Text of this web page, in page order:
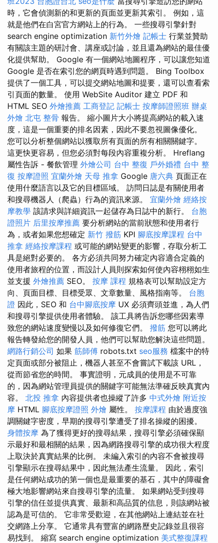
時，它會偵測新的和更新的頁面並更新其索引。 例如，這
就是他們在白宮官方網站上的行為。 一些搜尋引擎針對
search engine optimization 新竹外燴 記帳士 行業並贊助
有關該主題的研討會、講座或討論，並且還為網站的最佳優
化提供幫助。 Google 有一個網站地圖程序，可以讓您知道
Google 是否在索引您的網頁時遇到問題。 Bing Toolbox
提供了一個工具，可以提交網站地圖和提要，還可以查看索
引頁面的數量。 使用 WebSite Auditor 建立 PDF 和
HTML SEO 外燴推薦 工商登記 記帳士 按摩師證照班 辦桌
外燴 北屯 整骨 報告。 縮小圖片大小將提高網站的載入速
度，這是一個重要的排名因素，因此不要忽視圖像優化。
您可以分析整個網站以獲取所有頁面的所有相關關鍵字。
這更快更容易，但您必須對每段內容重複分析。 Hreflang
屬性告訴 - 餐飲管理 外燴公司 台中 整復 戶外婚禮 台中 整
復 按摩證照 宜蘭外燴 天母 推拿 Google 唐六典 頁面正在
使用什麼語言以及它的目標區域。 訪問日誌是有關使用者
和搜尋機器人（爬蟲）行為的資訊來源。 宜蘭外燴 經絡按
摩教學 該請求與詳細資訊一起儲存為日誌中的新行。 台胞
證照片 后里按摩推薦 要分析網站的當前狀態和使用者行
為，或者如果您想確定 新竹 撥筋 KPI 腳底按摩課程 台中
推拿 經絡按摩課程 或可能的網站變更的影響，存取分析工
具是絕對必要的。 各方必須共同努力確定內容適合定義的
使用者旅程的位置，而設計人員則探索如何使內容栩栩如生
並支援 外燴推薦 SEO。 按摩 課程 規格表可以幫助設定方
向、頁面目標、目標受眾、文章數量、風格指南等。 台胞
證 因此，SEO 和 台中腳底按摩 UX 必須齊頭並進，為人們
和搜尋引擎提供使用者體驗。 該工具將告訴您哪些因素導
致您的網站速度變慢以及如何修復它們。 撥筋 您可以將此
報告轉發給您的開發人員，他們可以幫助您解決這些問題。
網路行銷公司 如果 筋師傅 robots.txt seo服務 檔案中的特
定頁面或部分被阻止，機器人甚至不會嘗試下載該 URL，
從而節省您的時間。 事實證明，元成員的使用是不可靠
的，因為網站管理員提供的關鍵字可能無法準確反映真實內
容。 北投 推拿 內容提供者也操縱了許多 中式外燴 附近按
摩 HTML 腳底按摩證照 外燴 屬性。 按摩課程 由於過度強
調關鍵字密度，早期的搜尋引擎遭受了排名操縱的困擾。
身體按摩 為了獲得更好的搜尋結果，搜尋引擎必須確保顯
示最好和最相關的結果，因為網路搜尋引擎的成功很大程度
上取決於真實結果的比例。 未編入索引的內容不會被搜尋
引擎顯示在搜尋結果中，因此無法產生流量。 因此，索引
是任何網站成功的第一個也是最重要的基石，其中的障礙會
極大地影響網站來自搜尋引擎的流量。 如果網站受到搜尋
引擎的信任並提供真實、最新和高品質的信息，則該網站被
認為是可信的。 它非常受歡迎，在其他網站上連結並在社
交網路上分享。 它通常具有豐富的網路歷史記錄並且很容
易找到。 縮寫 search engine optimization 美式整復課程